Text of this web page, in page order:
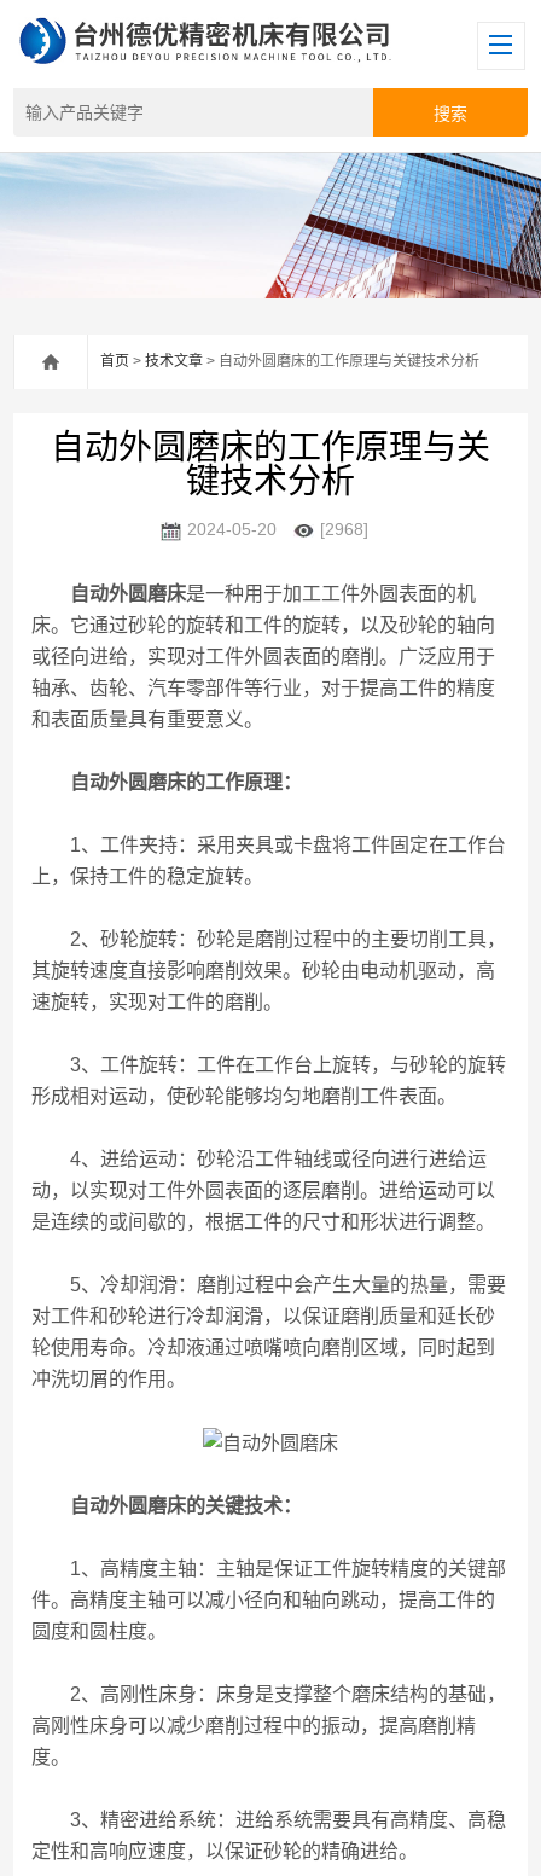
首页 >技术文章 > 自动外圆磨床的工作原理与关键技术分析
自动外圆磨床的工作原理与关
键技术分析
2024-05-20 [2968]
自动外圆磨床是一种用于加工工件外圆表面的机
床。它通过砂轮的旋转和工件的旋转，以及砂轮的轴向
或径向进给，实现对工件外圆表面的磨削。广泛应用于
轴承、齿轮、汽车零部件等行业，对于提高工件的精度
和表面质量具有重要意义。
自动外圆磨床的工作原理：
1、工件夹持：采用夹具或卡盘将工件固定在工作台
上，保持工件的稳定旋转。
2、砂轮旋转：砂轮是磨削过程中的主要切削工具，
其旋转速度直接影响磨削效果。砂轮由电动机驱动，高
速旋转，实现对工件的磨削。
3、工件旋转：工件在工作台上旋转，与砂轮的旋转
形成相对运动，使砂轮能够均匀地磨削工件表面。
4、进给运动：砂轮沿工件轴线或径向进行进给运
动，以实现对工件外圆表面的逐层磨削。进给运动可以
是连续的或间歇的，根据工件的尺寸和形状进行调整。
5、冷却润滑：磨削过程中会产生大量的热量，需要
对工件和砂轮进行冷却润滑，以保证磨削质量和延长砂
轮使用寿命。冷却液通过喷嘴喷向磨削区域，同时起到
冲洗切屑的作用。
自动外圆磨床的关键技术：
1、高精度主轴：主轴是保证工件旋转精度的关键部
件。高精度主轴可以减小径向和轴向跳动，提高工件的
圆度和圆柱度。
2、高刚性床身：床身是支撑整个磨床结构的基础，
高刚性床身可以减少磨削过程中的振动，提高磨削精
度。
3、精密进给系统：进给系统需要具有高精度、高稳
定性和高响应速度，以保证砂轮的精确进给。